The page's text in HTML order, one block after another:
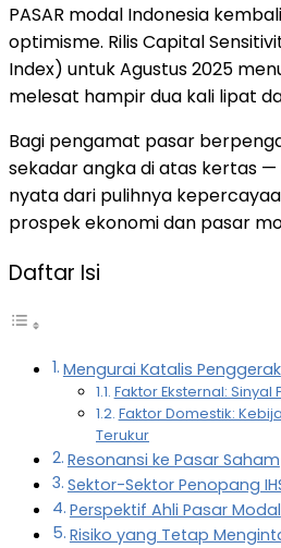
PASAR modal Indonesia
optimisme. Rilis Capital
Index) untuk Agustus 2025
melesat hampir dua kali lipat
Bagi pengamat pasar
sekadar angka di atas kertas —
nyata dari pulihnya
prospek ekonomi dan pasar
Daftar Isi
Mengurai Katalis Penggerak
Faktor Eksternal: Sinyal
Faktor Domestik:
Terukur
Resonansi ke Pasar Saham
Sektor-Sektor Penopang
Perspektif Ahli Pasar Modal
Risiko yang Tetap